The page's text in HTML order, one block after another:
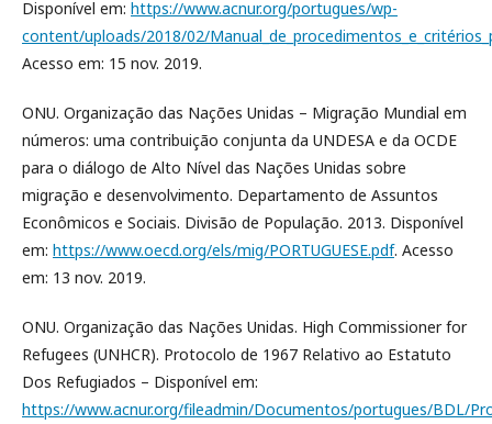
Disponível em: https://www.acnur.org/portugues/wp-
content/uploads/2018/02/
Acesso em: 15 nov. 2019.
ONU. Organização das Nações Unidas – Migração Mundial em
números: uma contribuição conjunta da UNDESA e da OCDE
para o diálogo de Alto Nível das Nações Unidas sobre
migração e desenvolvimento. Departamento de Assuntos
Econômicos e Sociais. Divisão de População. 2013. Disponível
em: https://www.oecd.org/els/mig/PORTUGUESE.pdf. Acesso
em: 13 nov. 2019.
ONU. Organização das Nações Unidas. High Commissioner for
Refugees (UNHCR). Protocolo de 1967 Relativo ao Estatuto
Dos Refugiados – Disponível em:
https://www.acnur.org/fileadmin/Documentos/portugues/BDL/